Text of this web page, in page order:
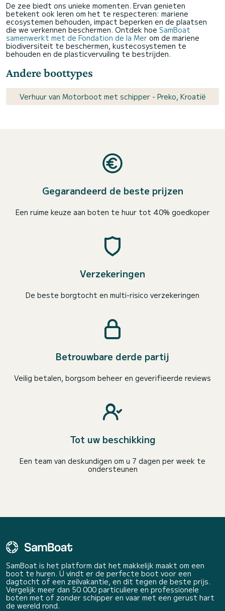
De zee biedt ons unieke momenten. Ervan genieten
betekent ook leren om het te respecteren: mariene
ecosystemen behouden, impact beperken en de plaatsen
die we verkennen beschermen. Ontdek hoe SamBoat
samenwerkt met de Fondation de la Mer om de mariene
biodiversiteit te beschermen, kustecosystemen te
behouden en de plasticvervuiling te bestrijden.
Andere boottypes
Verhuur van Motorboot met schipper - Preko, Kroatië
Gegarandeerd de beste prijzen
Een ruime keuze aan boten te huur tot 40% goedkoper
Verzekeringen
De beste borgtocht en multi-risico verzekeringen
Betrouwbare derde partij
Veilig betalen, borgsom beheer en geverifieerde reviews
Tot uw beschikking
Een team van deskundigen om u 7 dagen per week te
ondersteunen
SamBoat is het platform dat het makkelijk maakt om een
boot te huren. U vindt er de perfecte boot voor een
dagtocht of een zeilvakantie, en dit tegen de beste prijs.
Vergelijk meer dan 50 000 particuliere en professionele
boten met of zonder schipper en vaar met een gerust hart
de wereld rond.